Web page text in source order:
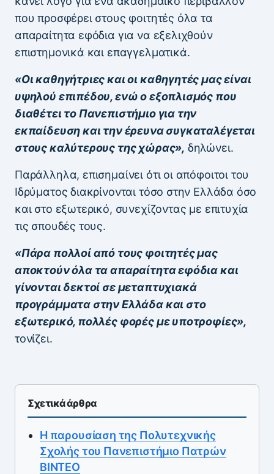
που προσφέρει στους φοιτητές όλα τα
απαραίτητα εφόδια για να εξελιχθούν
επιστημονικά και επαγγελματικά.
«Οι καθηγήτριες και οι καθηγητές μας είναι
υψηλού επιπέδου, ενώ ο εξοπλισμός που
διαθέτει το Πανεπιστήμιο για την
εκπαίδευση και την έρευνα συγκαταλέγεται
στους καλύτερους της χώρας», δηλώνει.
Παράλληλα, επισημαίνει ότι οι απόφοιτοι του
Ιδρύματος διακρίνονται τόσο στην Ελλάδα όσο
και στο εξωτερικό, συνεχίζοντας με επιτυχία
τις σπουδές τους.
«Πάρα πολλοί από τους φοιτητές μας
αποκτούν όλα τα απαραίτητα εφόδια και
γίνονται δεκτοί σε μεταπτυχιακά
προγράμματα στην Ελλάδα και στο
εξωτερικό, πολλές φορές με υποτροφίες»,
τονίζει.
Σχετικά άρθρα
Η παρουσίαση της Πολυτεχνικής
Σχολής του Πανεπιστήμιο Πατρών
ΒΙΝΤΕΟ